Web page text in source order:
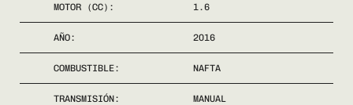
NOSOTROS
CONTACTO
MOTOR (CC): 1.6
AÑO: 2016
COMBUSTIBLE: NAFTA
TRANSMISIÓN: MANUAL